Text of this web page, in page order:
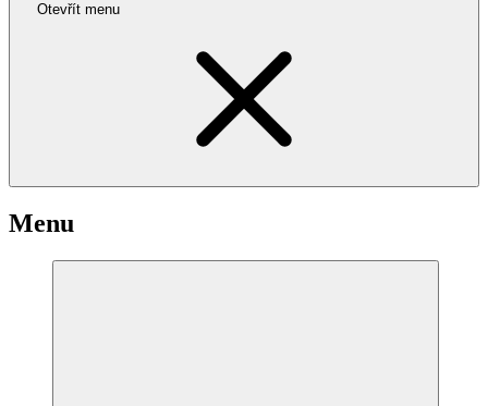
Otevřít menu
Menu